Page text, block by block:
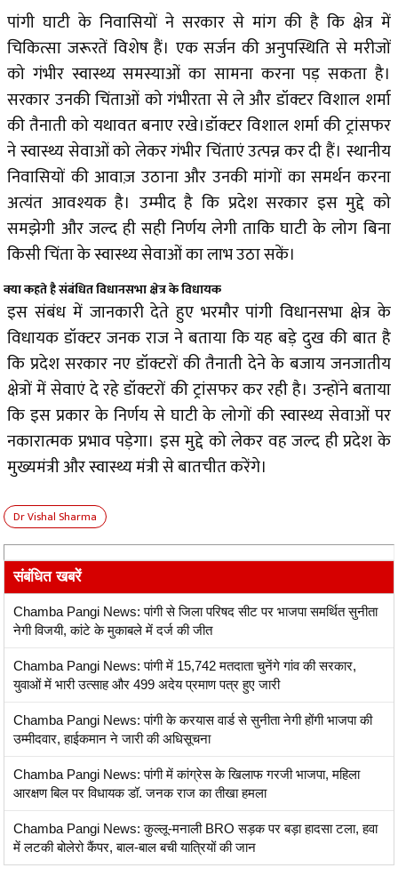
पांगी घाटी के निवासियों ने सरकार से मांग की है कि क्षेत्र में
चिकित्सा जरूरतें विशेष हैं। एक सर्जन की अनुपस्थिति से मरीजों
को गंभीर स्वास्थ्य समस्याओं का सामना करना पड़ सकता है।
सरकार उनकी चिंताओं को गंभीरता से ले और डॉक्टर विशाल शर्मा
की तैनाती को यथावत बनाए रखे।डॉक्टर विशाल शर्मा की ट्रांसफर
ने स्वास्थ्य सेवाओं को लेकर गंभीर चिंताएं उत्पन्न कर दी हैं। स्थानीय
निवासियों की आवाज़ उठाना और उनकी मांगों का समर्थन करना
अत्यंत आवश्यक है। उम्मीद है कि प्रदेश सरकार इस मुद्दे को
समझेगी और जल्द ही सही निर्णय लेगी ताकि घाटी के लोग बिना
किसी चिंता के स्वास्थ्य सेवाओं का लाभ उठा सकें।
क्या कहते है संबं​धित विधानसभा क्षेत्र के विधायक
इस संबंध में जानकारी देते हुए भरमौर पांगी विधानसभा क्षेत्र के
विधायक डॉक्टर जनक राज ने बताया कि यह बड़े दुख की बात है
कि प्रदेश सरकार नए डॉक्टरों की तैनाती देने के बजाय जनजातीय
क्षेत्रों में सेवाएं दे रहे डॉक्टरों की ट्रांसफर कर रही है। उन्होंने बताया
कि इस प्रकार के निर्णय से घाटी के लोगों की स्वास्थ्य सेवाओं पर
नकारात्मक प्रभाव पड़ेगा। इस मुद्दे को लेकर वह जल्द ही प्रदेश के
मुख्यमंत्री और स्वास्थ्य मंत्री से बातचीत करेंगे।
Dr Vishal Sharma
संबंधित खबरें
Chamba Pangi News: पांगी से जिला परिषद सीट पर भाजपा समर्थित सुनीता
नेगी विजयी, कांटे के मुकाबले में दर्ज की जीत
Chamba Pangi News: पांगी में 15,742 मतदाता चुनेंगे गांव की सरकार,
युवाओं में भारी उत्साह और 499 अदेय प्रमाण पत्र हुए जारी
Chamba Pangi News: पांगी के करयास वार्ड से सुनीता नेगी होंगी भाजपा की
उम्मीदवार, हाईकमान ने जारी की अधिसूचना
Chamba Pangi News: पांगी में कांग्रेस के खिलाफ गरजी भाजपा, महिला
आरक्षण बिल पर विधायक डॉ. जनक राज का तीखा हमला
Chamba Pangi News: कुल्लू-मनाली BRO सड़क पर बड़ा हादसा टला, हवा
में लटकी बोलेरो कैंपर, बाल-बाल बची यात्रियों की जान